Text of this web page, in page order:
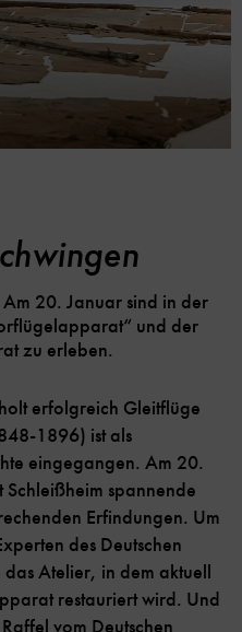
20. Januar sind in der
und der
zu erleben.
erfolgreich Gleitflüge
1896) ist als
eingegangen. Am 20.
spannende
Erfindungen. Um
des Deutschen
das Atelier, in dem aktuell
restauriert wird. Und
vom Deutschen